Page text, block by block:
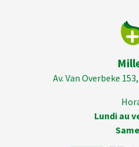
Av. Van Overbeke
Lundi au